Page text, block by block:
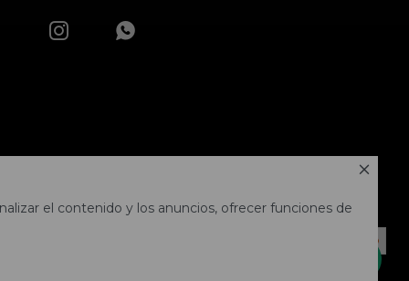

el contenido y los anuncios, ofrecer funciones de
 